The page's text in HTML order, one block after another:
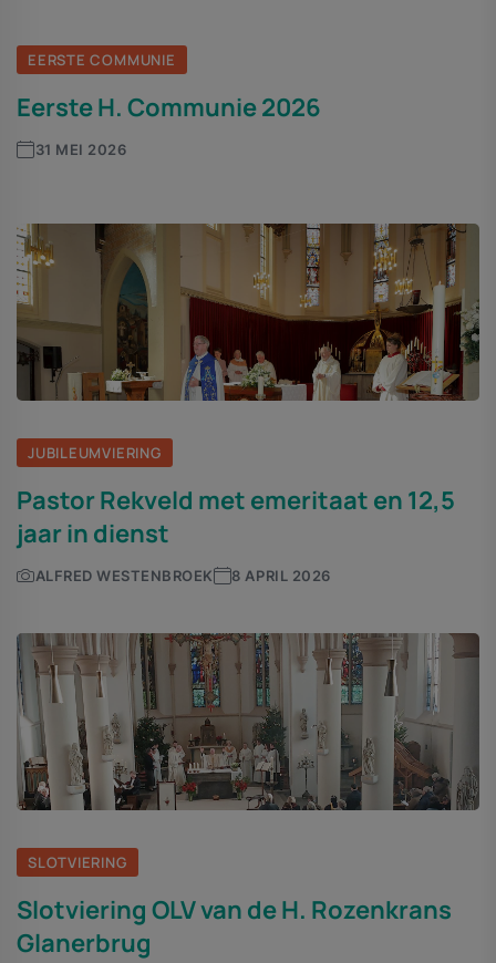
EERSTE COMMUNIE
Eerste H. Communie 2026
31 MEI 2026
JUBILEUMVIERING
Pastor Rekveld met emeritaat en 12,5
jaar in dienst
ALFRED WESTENBROEK 8 APRIL 2026
SLOTVIERING
Slotviering OLV van de H. Rozenkrans
Glanerbrug